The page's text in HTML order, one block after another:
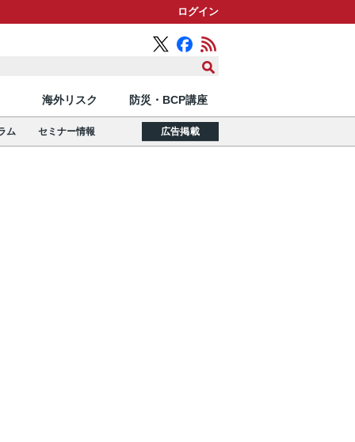
ログイン
海外リスク 防災・BCP講座
ム セミナー情報 広告掲載